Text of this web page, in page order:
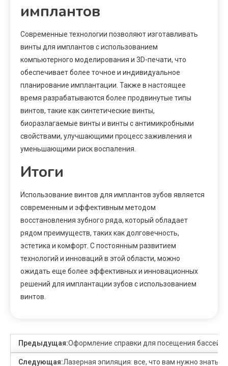
имплантов
Современные технологии позволяют изготавливать
винты для имплантов с использованием
компьютерного моделирования и 3D-печати, что
обеспечивает более точное и индивидуальное
планирование имплантации. Также в настоящее
время разрабатываются более продвинутые типы
винтов, такие как синтетические винты,
биоразлагаемые винты и винты с антимикробными
свойствами, улучшающими процесс заживления и
уменьшающими риск воспаления.
Итоги
Использование винтов для имплантов зубов является
современным и эффективным методом
восстановления зубного ряда, который обладает
рядом преимуществ, таких как долговечность,
эстетика и комфорт. С постоянным развитием
технологий и инноваций в этой области, можно
ожидать еще более эффективных и инновационных
решений для имплантации зубов с использованием
винтов.
Предыдущая:Оформление справки для посещения
Следующая:Лазерная эпиляция: все, что вам нужно знать